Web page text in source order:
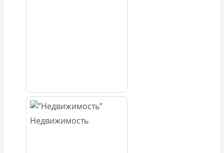
Недвижимость